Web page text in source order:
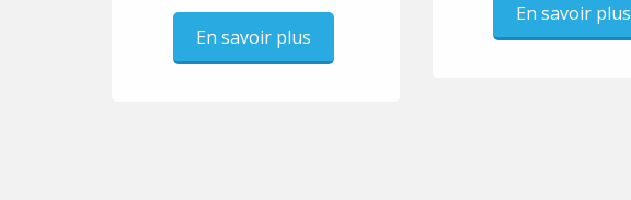
En savoir plus
En savoir plus